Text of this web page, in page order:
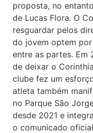
proposta, no
de Lucas Flora. O
resguardar pelos
do jovem optem
entre as partes. Em
de deixar o
clube fez um
atleta também
no Parque São
desde 2021 e
o comunicado